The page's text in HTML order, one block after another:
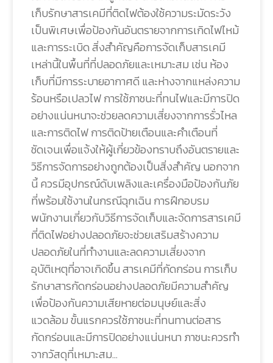
เก็บรักษาสารเคมีที่ติดไฟต้องใช้ความระมัดระวัง
เป็นพิเศษเพื่อป้องกันอันตรายจากการเกิดไฟไหม้
และการระเบิด สิ่งสำคัญคือการจัดเก็บสารเคมี
เหล่านี้ในพื้นที่ที่ปลอดภัยและเหมาะสม เช่น ห้อง
เก็บที่มีการระบายอากาศดี และห่างจากแหล่งความ
ร้อนหรือเปลวไฟ การใช้ภาชนะที่ทนไฟและมีการปิด
อย่างแน่นหนาจะช่วยลดความเสี่ยงจากการรั่วไหล
และการติดไฟ การติดป้ายเตือนและคำเตือนที่
ชัดเจนเพื่อแจ้งให้ผู้เกี่ยวข้องทราบถึงอันตรายและ
วิธีการจัดการอย่างถูกต้องเป็นสิ่งสำคัญ นอกจาก
นี้ ควรมีอุปกรณ์ดับเพลิงและเครื่องมือป้องกันภัย
ที่พร้อมใช้งานในกรณีฉุกเฉิน การฝึกอบรม
พนักงานเกี่ยวกับวิธีการจัดเก็บและจัดการสารเคมี
ที่ติดไฟอย่างปลอดภัยจะช่วยเสริมสร้างความ
ปลอดภัยในที่ทำงานและลดความเสี่ยงจาก
อุบัติเหตุที่อาจเกิดขึ้น สารเคมีที่กัดกร่อน การเก็บ
รักษาสารกัดกร่อนอย่างปลอดภัยมีความสำคัญ
เพื่อป้องกันความเสียหายต่อมนุษย์และสิ่ง
แวดล้อม ขั้นแรกควรใช้ภาชนะที่ทนทานต่อสาร
กัดกร่อนและมีการปิดอย่างแน่นหนา ภาชนะควรทำ
จากวัสดุที่เหมาะสม…